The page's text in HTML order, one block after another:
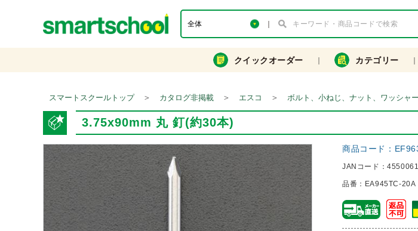
クイックオーダー カテゴリー
スマートスクールトップ ＞ カタログ非掲載 ＞ エスコ ＞ ボルト、小ねじ、ナット、ワッシャー
3.75x90mm 丸 釘(約30本)
商品コード：
JANコード：
品番： EA945TC-20A